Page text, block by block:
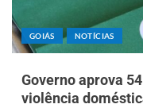
GOIÁS NOTÍCIAS
Governo aprova
violência